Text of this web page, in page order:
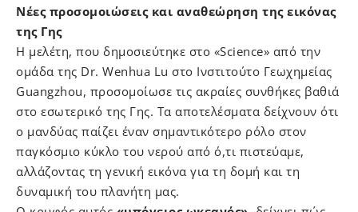
Νέες προσομοιώσεις και αναθεώρηση της εικόνας
της Γης
Η μελέτη, που δημοσιεύτηκε στο «Science» από την
ομάδα της Dr. Wenhua Lu στο Ινστιτούτο Γεωχημείας
Guangzhou, προσομοίωσε τις ακραίες συνθήκες βαθιά
στο εσωτερικό της Γης. Τα αποτελέσματα δείχνουν ότι
ο μανδύας παίζει έναν σημαντικότερο ρόλο στον
παγκόσμιο κύκλο του νερού από ό,τι πιστεύαμε,
αλλάζοντας τη γενική εικόνα για τη δομή και τη
δυναμική του πλανήτη μας.